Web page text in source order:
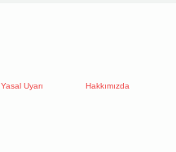
Yasal Uyarı Hakkımızda